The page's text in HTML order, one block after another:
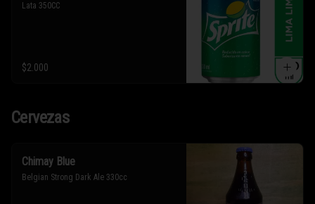
Lata 350CC
$2.000
Cervezas
Chimay Blue
Belgian Strong Dark Ale 330cc